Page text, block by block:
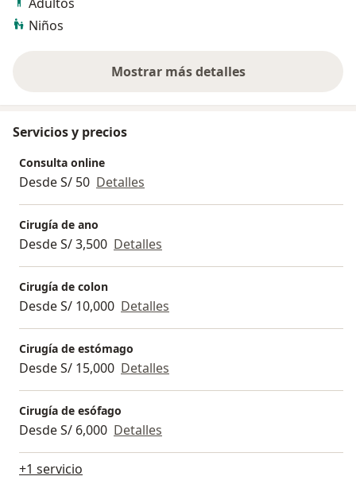
Adultos
Niños
Mostrar más detalles
sobre la experiencia
Servicios y precios
Consulta online
Desde S/ 50 Detalles
Cirugía de ano
Desde S/ 3,500 Detalles
Cirugía de colon
Desde S/ 10,000 Detalles
Cirugía de estómago
Desde S/ 15,000 Detalles
Cirugía de esófago
Desde S/ 6,000 Detalles
+1 servicio